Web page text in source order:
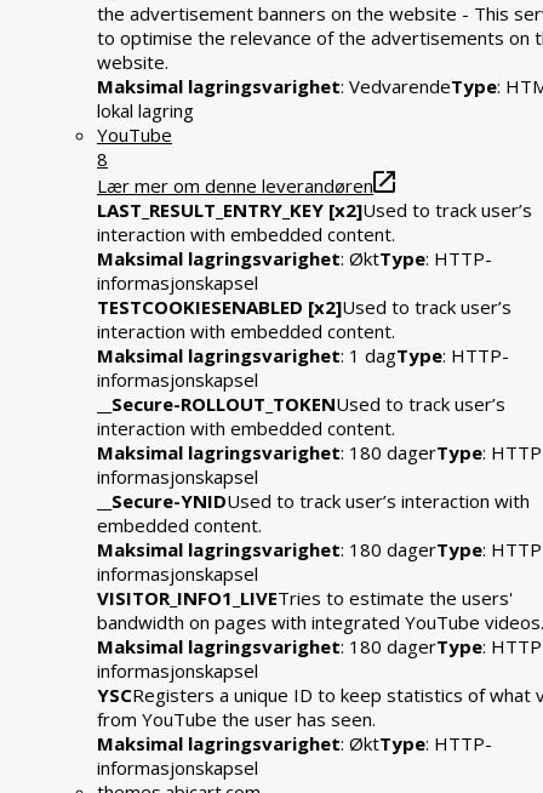
the advertisement banners on the website - This
to optimise the relevance of the advertisements on
website.
Maksimal lagringsvarighet: VedvarendeType:
lokal lagring
YouTube
8
Lær mer om denne leverandøren
LAST_RESULT_ENTRY_KEY [x2]Used to track user’s
interaction with embedded content.
Maksimal lagringsvarighet: ØktType: HTTP-
informasjonskapsel
TESTCOOKIESENABLED [x2]Used to track user’s
interaction with embedded content.
Maksimal lagringsvarighet: 1 dagType: HTTP-
informasjonskapsel
__Secure-ROLLOUT_TOKENUsed to track user’s
interaction with embedded content.
Maksimal lagringsvarighet: 180 dagerType:
informasjonskapsel
__Secure-YNIDUsed to track user’s interaction with
embedded content.
Maksimal lagringsvarighet: 180 dagerType:
informasjonskapsel
VISITOR_INFO1_LIVETries to estimate the users'
bandwidth on pages with integrated YouTube videos.
Maksimal lagringsvarighet: 180 dagerType:
informasjonskapsel
YSCRegisters a unique ID to keep statistics of what
from YouTube the user has seen.
Maksimal lagringsvarighet: ØktType: HTTP-
informasjonskapsel